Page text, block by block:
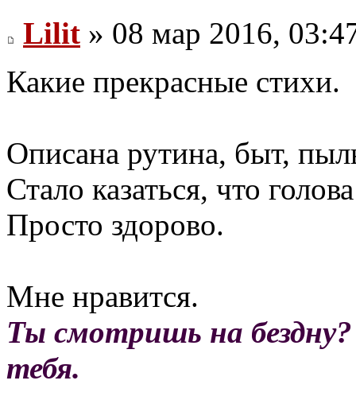
Lilit » 08 мар 2016,
Какие прекрасные стихи.
Описана рутина, быт,
Стало казаться, что
Просто здорово.
Мне нравится.
Ты смотришь на
тебя.